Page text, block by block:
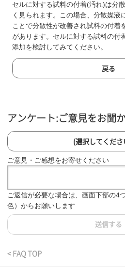
セルに対する試料の付着(汚れ)は分
く見られます。この場合、分散媒液
ことで分散性が改善され試料の付着
があります。セルに対する試料の付
添加を検討してみてください。
戻る
アンケート:ご意見をお聞
(選択してくださ
ご意見・ご感想をお寄せください
ご返信が必要な場合は、画面下部の4
色）からお願いします
送信する
< FAQ TOP